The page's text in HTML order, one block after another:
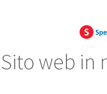
Sito web in